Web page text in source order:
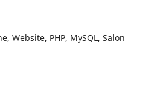
Website, PHP, MySQL, Salon